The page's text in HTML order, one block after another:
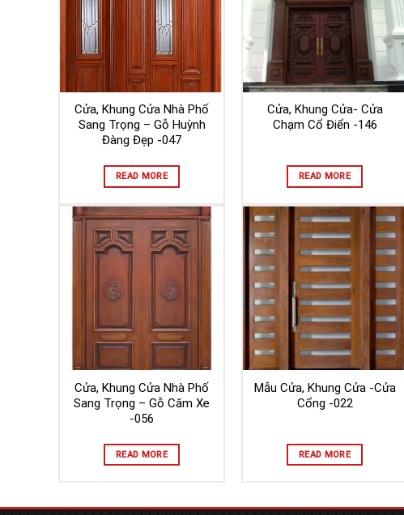
Cửa, Khung Cửa Nhà Phố
Sang Trọng – Gỗ Huỳnh
Đàng Đẹp -047
READ MORE
Cửa, Khung Cửa- Cửa
Chạm Cổ Điển -146
READ MORE
Cửa, Khung Cửa Nhà Phố
Sang Trọng – Gỗ Căm Xe
-056
READ MORE
Mẫu Cửa, Khung Cửa -Cửa
Cổng -022
READ MORE